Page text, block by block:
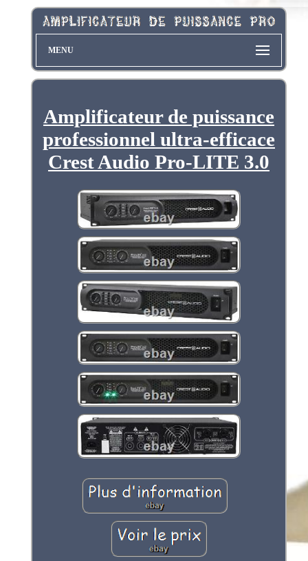
MENU
Amplificateur de puissance
professionnel ultra-efficace
Crest Audio Pro-LITE 3.0